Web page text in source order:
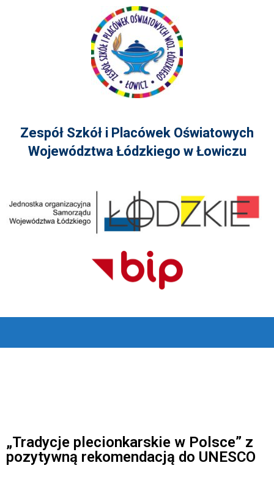
Zespół Szkół i Placówek Oświatowych
Województwa Łódzkiego w Łowiczu
„Tradycje plecionkarskie w Polsce” z
pozytywną rekomendacją do UNESCO